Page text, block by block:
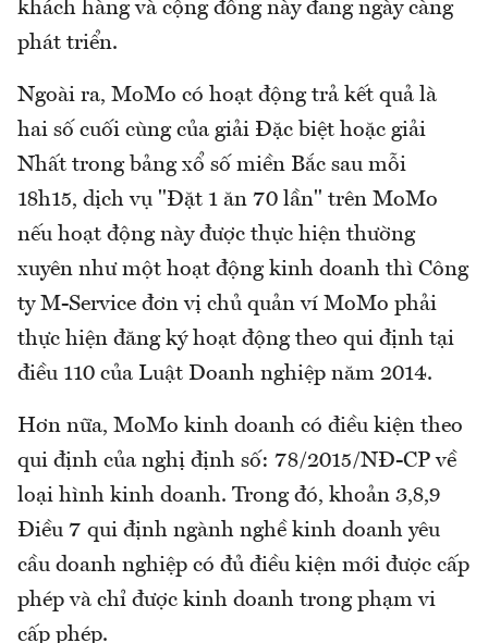
khách hàng và cộng đồng này đang ngày càng
phát triển.
Ngoài ra, MoMo có hoạt động trả kết quả là
hai số cuối cùng của giải Đặc biệt hoặc giải
Nhất trong bảng xổ số miền Bắc sau mỗi
18h15, dịch vụ "Đặt 1 ăn 70 lần" trên MoMo
nếu hoạt động này được thực hiện thường
xuyên như một hoạt động kinh doanh thì Công
ty M-Service đơn vị chủ quản ví MoMo phải
thực hiện đăng ký hoạt động theo qui định tại
điều 110 của Luật Doanh nghiệp năm 2014.
Hơn nữa, MoMo kinh doanh có điều kiện theo
qui định của nghị định số: 78/2015/NĐ-CP về
loại hình kinh doanh. Trong đó, khoản 3,8,9
Điều 7 qui định ngành nghề kinh doanh yêu
cầu doanh nghiệp có đủ điều kiện mới được cấp
phép và chỉ được kinh doanh trong phạm vi
cấp phép.